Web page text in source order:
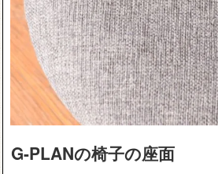
G-PLANの椅子の座面